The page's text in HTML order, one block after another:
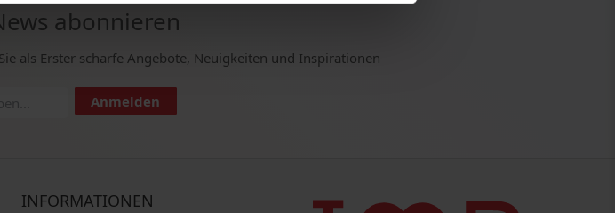
abonnieren
als Erster scharfe Angebote, Neuigkeiten und Inspirationen
Anmelden
INFORMATIONEN